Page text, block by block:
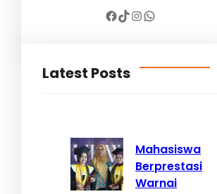
Facebook TikTok InstagramWhatsApp
Latest Posts
Mahasiswa
Berprestasi
Warnai